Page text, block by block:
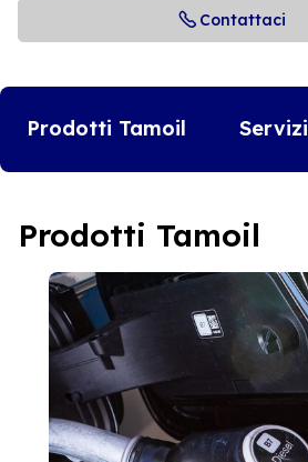
Contattaci
Prodotti Tamoil Servizi
Prodotti Tamoil